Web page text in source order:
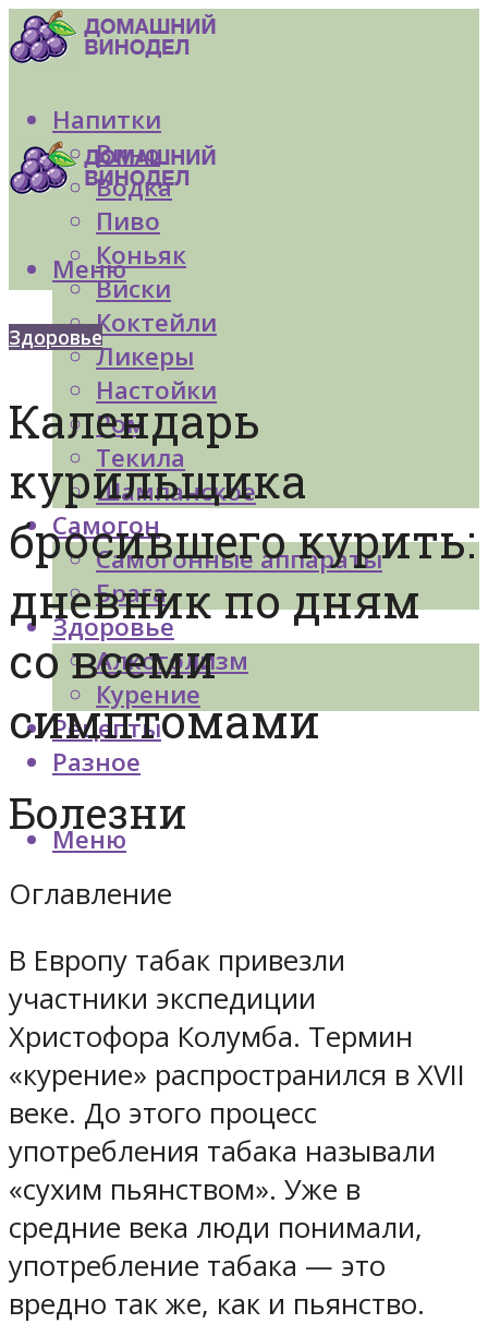
Напитки
Вино
Водка
Пиво
Коньяк
Виски
Коктейли
Ликеры
Настойки
Ром
Текила
Шампанское
Самогон
Самогонные аппараты
Брага
Здоровье
Алкоголизм
Курение
Рецепты
Разное
Меню
Меню
Здоровье
Календарь
курильщика
бросившего курить:
дневник по дням
со всеми
симптомами
Болезни
Оглавление
В Европу табак привезли
участники экспедиции
Христофора Колумба. Термин
«курение» распространился в ХVII
веке. До этого процесс
употребления табака называли
«сухим пьянством». Уже в
средние века люди понимали,
употребление табака — это
вредно так же, как и пьянство.